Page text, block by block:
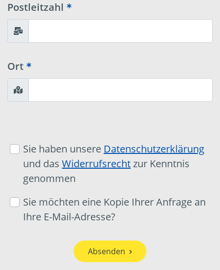
Postleitzahl
Ort
Sie haben unsere Datenschutzerklärung
und das Widerrufsrechtzur Kenntnis
genommen
Sie möchten eine Kopie Ihrer Anfrage an
Ihre E-Mail-Adresse?
Absenden